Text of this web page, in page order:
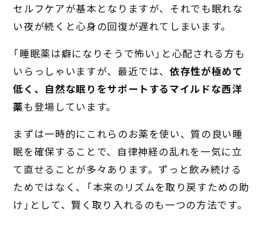
セルフケアが基本となりますが、それでも眠れな
い夜が続くと心身の回復が遅れてしまいます。
「睡眠薬は癖になりそうで怖い」と心配される方も
いらっしゃいますが、最近では、依存性が極めて
低く、自然な眠りをサポートするマイルドな西洋
薬も登場しています。
まずは一時的にこれらのお薬を使い、質の良い睡
眠を確保することで、自律神経の乱れを一気に立
て直せることが多々あります。ずっと飲み続ける
ためではなく、「本来のリズムを取り戻すための助
け」として、賢く取り入れるのも一つの方法です。